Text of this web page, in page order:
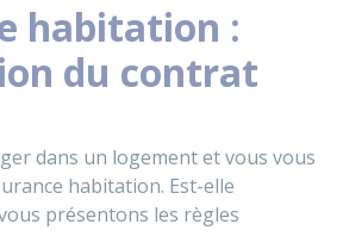
habitation :
du contrat
dans un logement et vous vous
habitation. Est-elle
présentons les règles